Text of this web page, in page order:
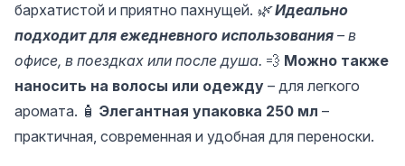
бархатистой и приятно пахнущей. 🌿Идеально
подходит для ежедневного использования – в
офисе, в поездках или после душа. 💨 Можно также
наносить на волосы или одежду – для легкого
аромата. 🧴 Элегантная упаковка 250 мл –
практичная, современная и удобная для переноски.